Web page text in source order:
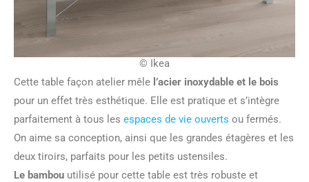
© Ikea
Cette table façon atelier mêle l’acier inoxydable et le bois
pour un effet très esthétique. Elle est pratique et s’intègre
parfaitement à tous les espaces de vie ouverts ou fermés.
On aime sa conception, ainsi que les grandes étagères et les
deux tiroirs, parfaits pour les petits ustensiles.
Le bambou utilisé pour cette table est très robuste et